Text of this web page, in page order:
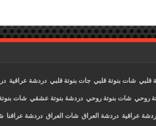
قلبي شات بنوتة قلبي جات بنوتة قلبي دردشة عراقية
روحي شات بنوتة روحي دردشة بنوتة عشقي شات
عراقية دردشة العراق شات العراق دردشة عراقنا